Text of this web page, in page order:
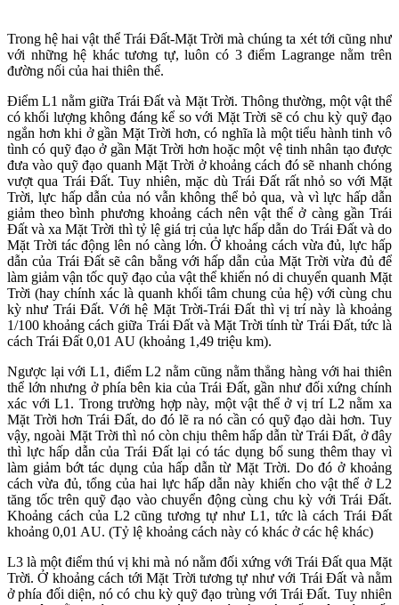
Trong hệ hai vật thể Trái Đất-Mặt Trời mà chúng ta xét tới cũng như
với những hệ khác tương tự, luôn có 3 điểm Lagrange nằm trên
đường nối của hai thiên thể.
Điểm L1 nằm giữa Trái Đất và Mặt Trời. Thông thường, một vật thể
có khối lượng không đáng kể so với Mặt Trời sẽ có chu kỳ quỹ đạo
ngắn hơn khi ở gần Mặt Trời hơn, có nghĩa là một tiểu hành tinh vô
tình có quỹ đạo ở gần Mặt Trời hơn hoặc một vệ tinh nhân tạo được
đưa vào quỹ đạo quanh Mặt Trời ở khoảng cách đó sẽ nhanh chóng
vượt qua Trái Đất. Tuy nhiên, mặc dù Trái Đất rất nhỏ so với Mặt
Trời, lực hấp dẫn của nó vẫn không thể bỏ qua, và vì lực hấp dẫn
giảm theo bình phương khoảng cách nên vật thể ở càng gần Trái
Đất và xa Mặt Trời thì tỷ lệ giá trị của lực hấp dẫn do Trái Đất và do
Mặt Trời tác động lên nó càng lớn. Ở khoảng cách vừa đủ, lực hấp
dẫn của Trái Đất sẽ cân bằng với hấp dẫn của Mặt Trời vừa đủ để
làm giảm vận tốc quỹ đạo của vật thể khiến nó di chuyển quanh Mặt
Trời (hay chính xác là quanh khối tâm chung của hệ) với cùng chu
kỳ như Trái Đất. Với hệ Mặt Trời-Trái Đất thì vị trí này là khoảng
1/100 khoảng cách giữa Trái Đất và Mặt Trời tính từ Trái Đất, tức là
cách Trái Đất 0,01 AU (khoảng 1,49 triệu km).
Ngược lại với L1, điểm L2 nằm cũng nằm thẳng hàng với hai thiên
thể lớn nhưng ở phía bên kia của Trái Đất, gần như đối xứng chính
xác với L1. Trong trường hợp này, một vật thể ở vị trí L2 nằm xa
Mặt Trời hơn Trái Đất, do đó lẽ ra nó cần có quỹ đạo dài hơn. Tuy
vậy, ngoài Mặt Trời thì nó còn chịu thêm hấp dẫn từ Trái Đất, ở đây
thì lực hấp dẫn của Trái Đất lại có tác dụng bổ sung thêm thay vì
làm giảm bớt tác dụng của hấp dẫn từ Mặt Trời. Do đó ở khoảng
cách vừa đủ, tổng của hai lực hấp dẫn này khiến cho vật thể ở L2
tăng tốc trên quỹ đạo vào chuyển động cùng chu kỳ với Trái Đất.
Khoảng cách của L2 cũng tương tự như L1, tức là cách Trái Đất
khoảng 0,01 AU. (Tỷ lệ khoảng cách này có khác ở các hệ khác)
L3 là một điểm thú vị khi mà nó nằm đối xứng với Trái Đất qua Mặt
Trời. Ở khoảng cách tới Mặt Trời tương tự như với Trái Đất và nằm
ở phía đối diện, nó có chu kỳ quỹ đạo trùng với Trái Đất. Tuy nhiên